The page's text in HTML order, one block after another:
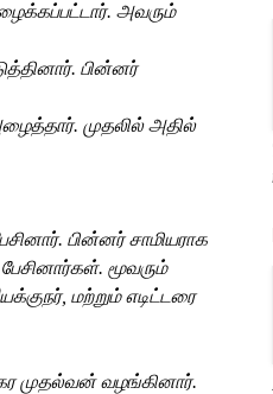
. அவரும்
. பின்னர்
. முதலில் அதில்
. பின்னர் சாமியராக
பேசினார்கள். மூவரும்
, மற்றும் எடிட்டரை
முதல்வன் வழங்கினார்.